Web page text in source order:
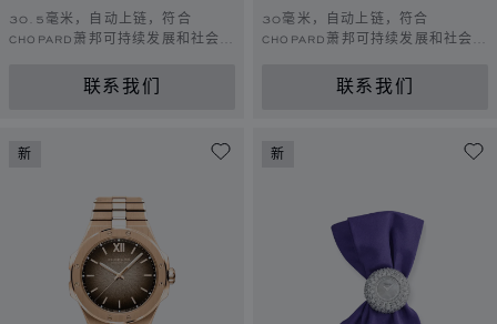
30.5毫米，自动上链，符合
CHOPARD萧邦可持续发展和社会责
联系我们
30毫米，自动上链，符合
CHOPARD萧邦可持续发展和社会责
联系我们
新 新